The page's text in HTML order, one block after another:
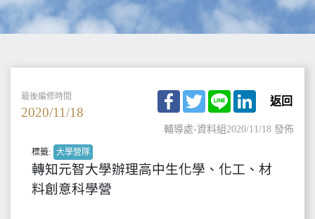
最後編修時間
2020/11/18
Facebook
TwitterLine LinkedIn
返回
輔導處-資料組2020/11/18 發佈
標籤: 大學營隊
轉知元智大學辦理高中生化學、化工、材
料創意科學營